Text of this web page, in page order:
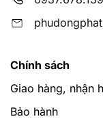
Chính sách
Giao hàng, nhận
Bảo hành